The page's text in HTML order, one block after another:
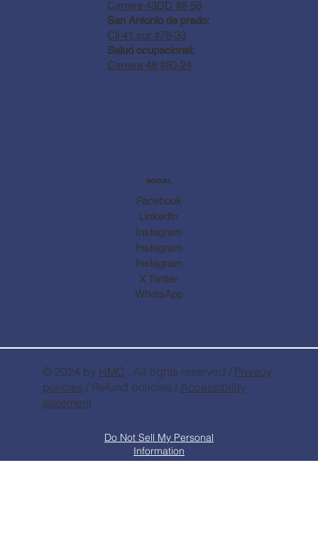
Carrera 43DD #8-56
San Antonio de prado:
Cll 41 sur #78-33
Salud ocupacional:
Carrera 48 #60-24
SOCIAL
Facebook
Instagram
LinkedIn
Instagram
Instagram
X Twitter
WhatsApp
Do Not Sell My Personal
Information
© 2024 by HMC . All rights reserved / Privacy
policies / Refund policies / Accessibility
statement